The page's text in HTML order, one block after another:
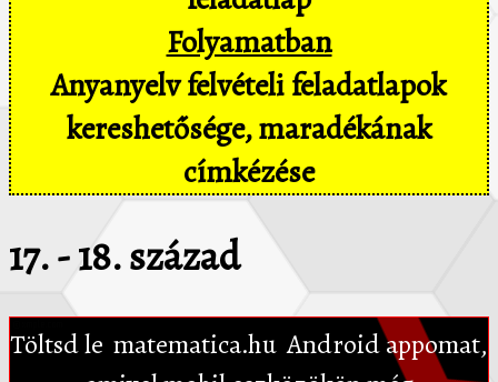
Folyamatban
Anyanyelv felvételi feladatlapok
kereshetősége, maradékának
címkézése
17. - 18. század
Töltsd le matematica.hu Android appomat,